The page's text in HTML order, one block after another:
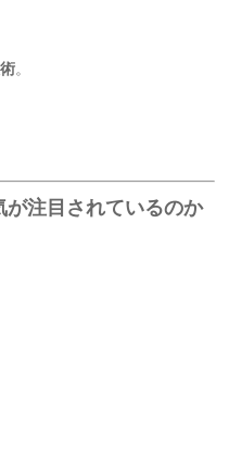
。
注目されているのか